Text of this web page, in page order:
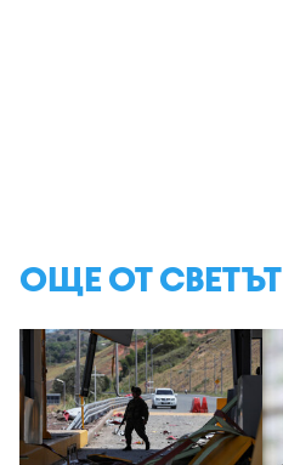
ОЩЕ ОТ СВЕТЪТ